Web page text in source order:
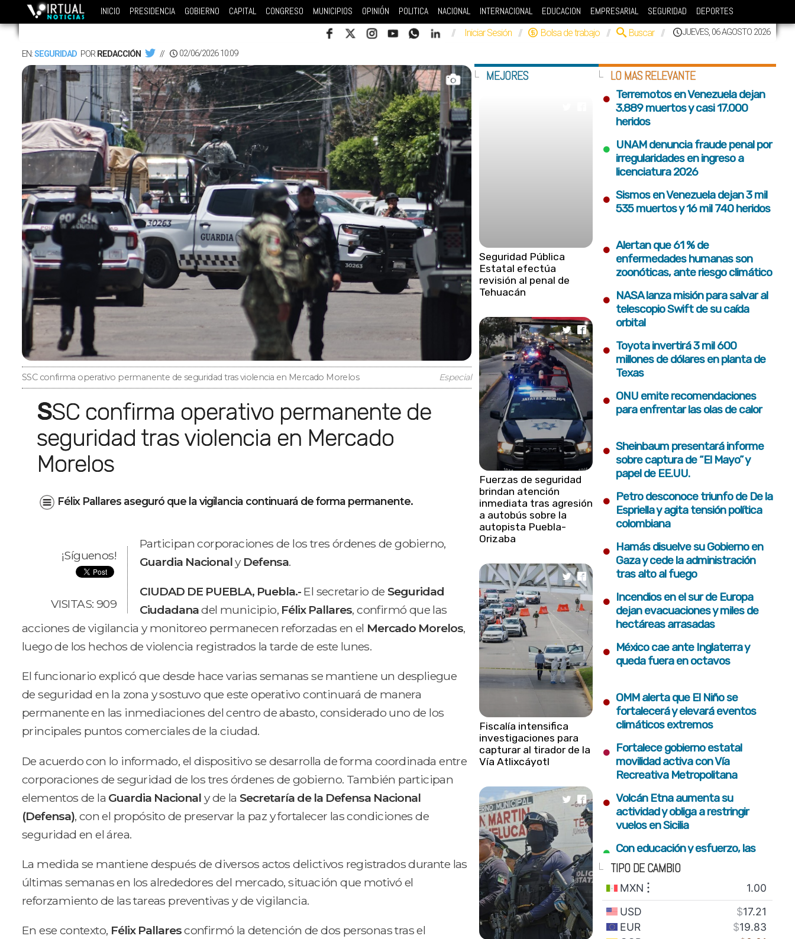
INICIO PRESIDENCIA GOBIERNO CAPITAL CONGRESO MUNICIPIOS OPINIÓN POLITICA NACIONAL INTERNACIONAL EDUCACION EMPRESARIAL SEGURIDAD DEPORTES
JUEVES, 06 AGOSTO 2026
//
Buscar
//
Bolsa de trabajo
//
Iniciar Sesión
//
EN:SEGURIDAD POR REDACCIÓN // 02/06/2026 10:09
SSC confirma operativo permanente de seguridad tras violencia en Mercado Morelos Especial
SSC confirma operativo permanente de
seguridad tras violencia en Mercado
Morelos
Félix Pallares aseguró que la vigilancia continuará de forma permanente.
¡Síguenos!
VISITAS: 909
Participan corporaciones de los tres órdenes de gobierno,
Guardia Nacionaly Defensa.
CIUDAD DE PUEBLA, Puebla.- El secretario de Seguridad
Ciudadanadel municipio, Félix Pallares, confirmó que las
acciones de vigilancia y monitoreo permanecen reforzadas en el Mercado Morelos,
luego de los hechos de violencia registrados la tarde de este lunes.
El funcionario explicó que desde hace varias semanas se mantiene un despliegue
de seguridad en la zona y sostuvo que este operativo continuará de manera
permanente en las inmediaciones del centro de abasto, considerado uno de los
principales puntos comerciales de la ciudad.
De acuerdo con lo informado, el dispositivo se desarrolla de forma coordinada entre
corporaciones de seguridad de los tres órdenes de gobierno. También participan
elementos de la Guardia Nacional y de la Secretaría de la Defensa Nacional
(Defensa), con el propósito de preservar la paz y fortalecer las condiciones de
seguridad en el área.
La medida se mantiene después de diversos actos delictivos registrados durante las
últimas semanas en los alrededores del mercado, situación que motivó el
reforzamiento de las tareas preventivas y de vigilancia.
En ese contexto, Félix Pallaresconfirmó la detención de dos personas tras el
MEJORES
Seguridad Pública
Estatal efectúa
revisión al penal de
Tehuacán
Fuerzas de seguridad
brindan atención
inmediata tras agresión
a autobús sobre la
autopista Puebla-
Orizaba
Fiscalía intensifica
investigaciones para
capturar al tirador de la
Vía Atlixcáyotl
LO MAS RELEVANTE
• Terremotos en Venezuela dejan
3.889 muertos y casi 17.000
heridos
• UNAM denuncia fraude penal por
irregularidades en ingreso a
licenciatura 2026
• Sismos en Venezuela dejan 3 mil
535 muertos y 16 mil 740 heridos
• Alertan que 61 % de
enfermedades humanas son
zoonóticas, ante riesgo climático
• NASA lanza misión para salvar al
telescopio Swift de su caída
orbital
• Toyota invertirá 3 mil 600
millones de dólares en planta de
Texas
• ONU emite recomendaciones
para enfrentar las olas de calor
• Sheinbaum presentará informe
sobre captura de “El Mayo” y
papel de EE.UU.
• Petro desconoce triunfo de De la
Espriella y agita tensión política
colombiana
• Hamás disuelve su Gobierno en
Gaza y cede la administración
tras alto al fuego
• Incendios en el sur de Europa
dejan evacuaciones y miles de
hectáreas arrasadas
• México cae ante Inglaterra y
queda fuera en octavos
• OMM alerta que El Niño se
fortalecerá y elevará eventos
climáticos extremos
• Fortalece gobierno estatal
movilidad activa con Vía
Recreativa Metropolitana
• Volcán Etna aumenta su
actividad y obliga a restringir
vuelos en Sicilia
• Con educación y esfuerzo, las
nuevas generaciones
construyen el futuro del estado
• Fortalecimiento del campo y
conectividad para bienestar de
familias serranas: Armenta Mier
TIPO DE CAMBIO